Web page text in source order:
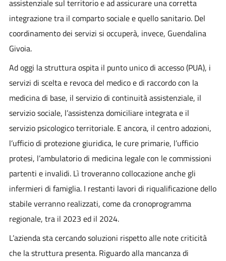
assistenziale sul territorio e ad assicurare una corretta
integrazione tra il comparto sociale e quello sanitario. Del
coordinamento dei servizi si occuperà, invece, Guendalina
Givoia.
Ad oggi la struttura ospita il punto unico di accesso (PUA), i
servizi di scelta e revoca del medico e di raccordo con la
medicina di base, il servizio di continuità assistenziale, il
servizio sociale, l’assistenza domiciliare integrata e il
servizio psicologico territoriale. E ancora, il centro adozioni,
l’ufficio di protezione giuridica, le cure primarie, l’ufficio
protesi, l’ambulatorio di medicina legale con le commissioni
partenti e invalidi. Lì troveranno collocazione anche gli
infermieri di famiglia. I restanti lavori di riqualificazione dello
stabile verranno realizzati, come da cronoprogramma
regionale, tra il 2023 ed il 2024.
L’azienda sta cercando soluzioni rispetto alle note criticità
che la struttura presenta. Riguardo alla mancanza di